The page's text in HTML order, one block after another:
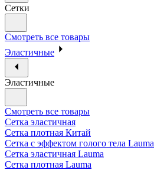
Сетки
Смотреть все товары
Эластичные
Эластичные
Смотреть все товары
Сетка эластичная
Сетка плотная Китай
Сетка с эффектом голого тела Lauma
Сетка эластичная Lauma
Сетка плотная Lauma